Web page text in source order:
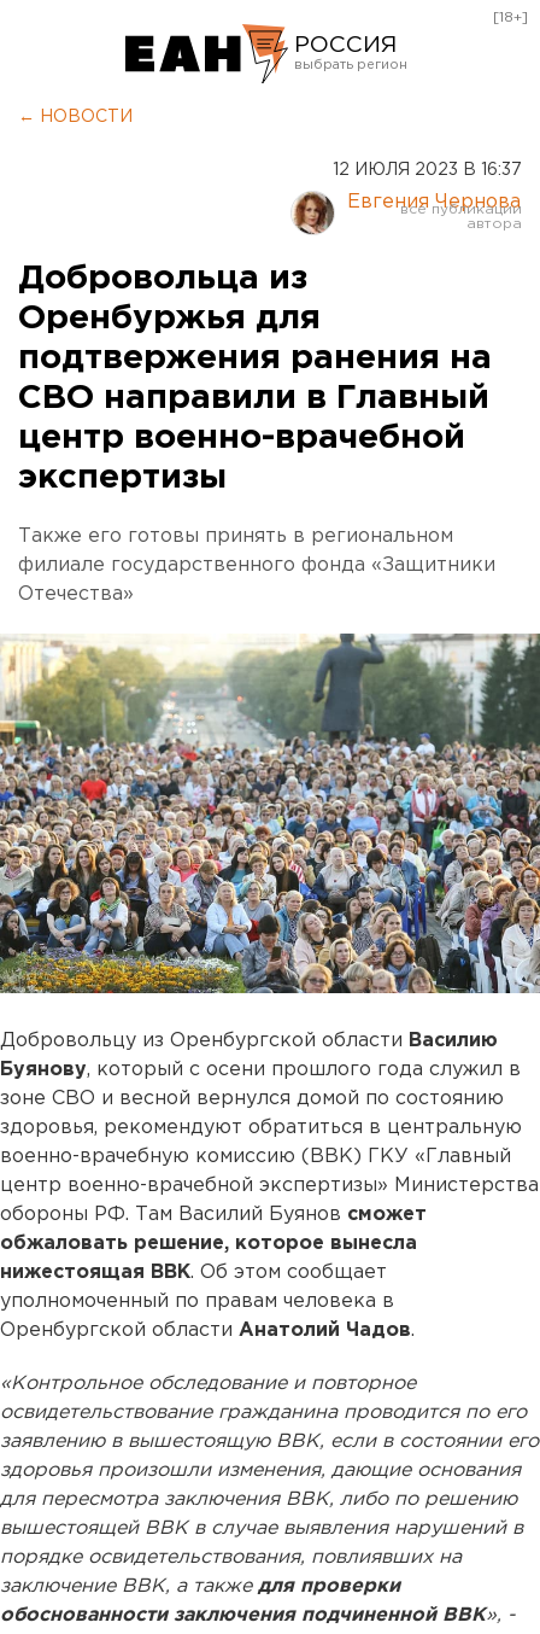
РОССИЯ
Курган
Оренбург
[18+]
← НОВОСТИ
12 ИЮЛЯ 2023 В 16:37
Евгения Чернова
Добровольца из
Оренбуржья для
подтвержения ранения на
СВО направили в Главный
центр военно-врачебной
экспертизы
Также его готовы принять в региональном
филиале государственного фонда «Защитники
Отечества»
Добровольцу из Оренбургской области Василию
Буянову, который с осени прошлого года служил в
зоне СВО и весной вернулся домой по состоянию
здоровья, рекомендуют обратиться в центральную
военно-врачебную комиссию (ВВК) ГКУ «Главный
центр военно-врачебной экспертизы» Министерства
обороны РФ. Там Василий Буянов сможет
обжаловать решение, которое вынесла
нижестоящая ВВК. Об этом сообщает
уполномоченный по правам человека в
Оренбургской области Анатолий Чадов.
«Контрольное обследование и повторное
освидетельствование гражданина проводится по его
заявлению в вышестоящую ВВК, если в состоянии его
здоровья произошли изменения, дающие основания
для пересмотра заключения ВВК, либо по решению
вышестоящей ВВК в случае выявления нарушений в
порядке освидетельствования, повлиявших на
заключение ВВК, а также для проверки
обоснованности заключения подчиненной ВВК», -